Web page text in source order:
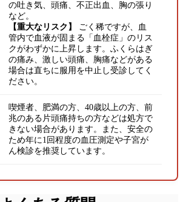
の吐き気、頭痛、不正出血、胸の張り
など。
【重大なリスク】
ごく稀ですが、血
管内で血液が固まる「血栓症」のリス
クがわずかに上昇します。ふくらはぎ
の痛み、激しい頭痛、胸痛などがある
場合は直ちに服用を中止し受診してく
ださい。
喫煙者、肥満の方、40歳以上の方、前
兆のある片頭痛持ちの方などは処方で
きない場合があります。また、安全の
ため年に1回程度の血圧測定や子宮が
ん検診を推奨しています。